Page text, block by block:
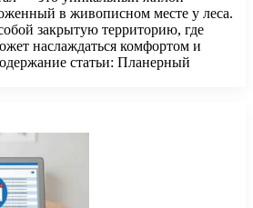
в живописном месте у леса.
закрытую территорию, где
наслаждаться комфортом и
статьи: Планерный